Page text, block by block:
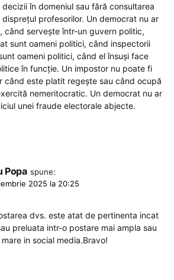
în domeniul sau fără consultarea
disprețul profesorilor. Un democrat nu ar
când servește într-un guvern politic,
sunt oameni politici, când inspectorii
oameni politici, când el însuși face
în funcție. Un impostor nu poate fi
când este platit regește sau când ocupă
nemeritocratic. Un democrat nu ar
unei fraude electorale abjecte.
Popa spune:
2025 la 20:25
dvs. este atat de pertinenta incat
preluata intr-o postare mai ampla sau
in social media.Bravo!